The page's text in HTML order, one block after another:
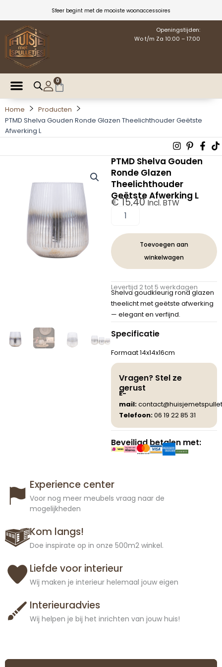
inhoud
Sfeer begint met de mooiste woonaccessoires
Openingstijden:
Wo t/m Za 10:00 – 17:00
0
Winkelwagen
Home
Producten
PTMD Shelva Gouden Ronde Glazen Theelichthouder Geëtste
Afwerking L
Instagram
p f
PTMD Shelva Gouden
Ronde Glazen
Theelichthouder
Geëtste Afwerking L
€15,40 Incl. BTW
PTMD
Shelva
Gouden
Ronde
Glazen
Theelichthouder
Geëtste
L
aantal
Toevoegen aan
winkelwagen
Levertijd 2 tot 5 werkdagen
Shelva goudkleurig rond glazen
theelicht met geëtste afwerking
— elegant en verfijnd.
Specificatie
Formaat 14x14x16cm
Vragen? Stel ze
gerust
E-
mail:
Telefoon:06 19 22 85 31
Beveiligd betalen met:
Experience center
Voor nog meer meubels vraag naar de
mogelijkheden
Kom langs!
Doe inspirate op in onze 500m2 winkel.
Liefde voor interieur
Wij maken je interieur helemaal jouw eigen
Interieuradvies
Wij helpen je bij het inrichten van jouw huis!